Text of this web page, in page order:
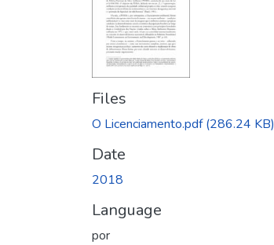
Files
O Licenciamento.pdf(286.24 KB)
Date
2018
Language
por